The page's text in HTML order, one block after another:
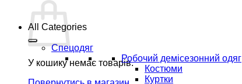
У кошику немає товарів.
All Categories
Спецодяг
Робочий демісезонний одяг
Костюми
Куртки